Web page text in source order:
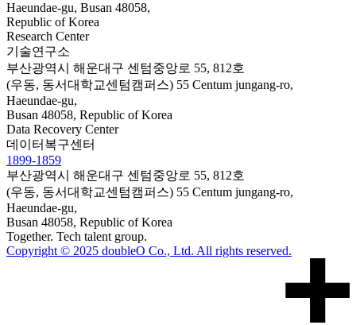
Haeundae-gu, Busan 48058,
Republic of Korea
Research Center
기술연구소
부산광역시 해운대구 센텀중앙로 55, 812호
(우동, 동서대학교센텀캠퍼스) 55 Centum jungang-ro,
Haeundae-gu,
Busan 48058, Republic of Korea
Data Recovery Center
데이터복구센터
1899-1859
부산광역시 해운대구 센텀중앙로 55, 812호
(우동, 동서대학교센텀캠퍼스) 55 Centum jungang-ro,
Haeundae-gu,
Busan 48058, Republic of Korea
Together. Tech talent group.
Copyright © 2025 doubleO Co., Ltd. All rights reserved.